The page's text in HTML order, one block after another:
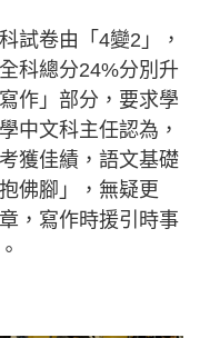
試卷由「4變2」，
科總分24%分別升
作」部分，要求學
中文科主任認為，
獲佳績，語文基礎
佛腳」，無疑更
，寫作時援引時事